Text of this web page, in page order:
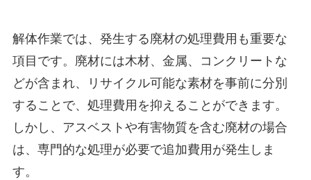
解体作業では、発生する廃材の処理費用も重要な
項目です。廃材には木材、金属、コンクリートな
どが含まれ、リサイクル可能な素材を事前に分別
することで、処理費用を抑えることができます。
しかし、アスベストや有害物質を含む廃材の場合
は、専門的な処理が必要で追加費用が発生しま
す。